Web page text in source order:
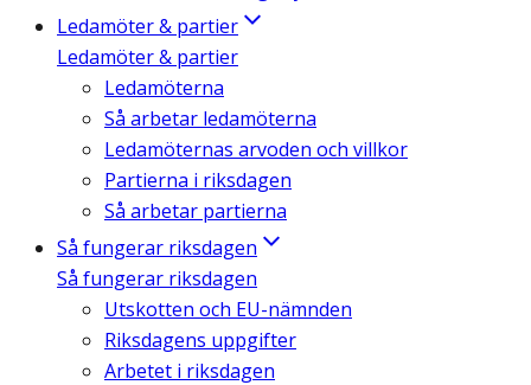
Ledamöter & partier
Ledamöter & partier
Ledamöterna
Så arbetar ledamöterna
Ledamöternas arvoden och villkor
Partierna i riksdagen
Så arbetar partierna
Så fungerar riksdagen
Så fungerar riksdagen
Utskotten och EU-nämnden
Riksdagens uppgifter
Arbetet i riksdagen